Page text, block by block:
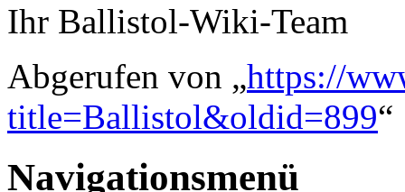
Ihr Ballistol-Wiki-Team
Abgerufen von „https://
title=Ballistol&oldid=899“
Navigationsmenü